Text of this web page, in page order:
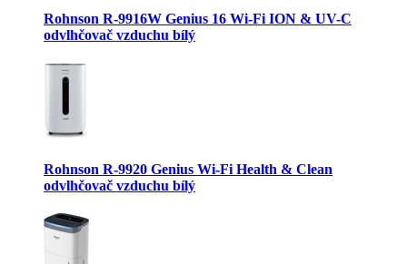
Rohnson R-9916W Genius 16 Wi-Fi ION & UV-C
odvlhčovač vzduchu bílý
Rohnson R-9920 Genius Wi-Fi Health & Clean
odvlhčovač vzduchu bílý